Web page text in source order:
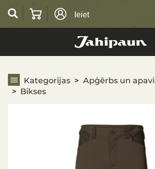
Ieiet
Kategorijas Apģērbs un apavi
Bikses